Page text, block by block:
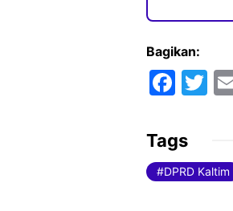
Bagikan:
F
c
e
b
T
er
Tags
DPRD Kaltim